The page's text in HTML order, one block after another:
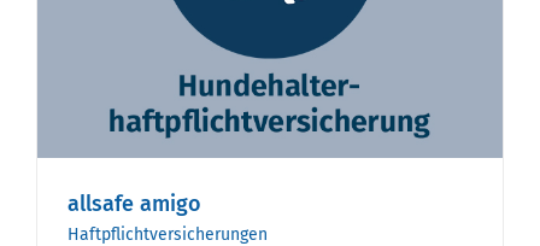
allsafe amigo
Haftpflichtversicherungen